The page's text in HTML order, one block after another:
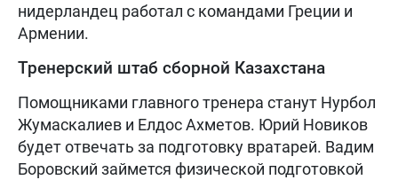
нидерландец работал с командами Греции и
Армении.
Тренерский штаб сборной Казахстана
Помощниками главного тренера станут Нурбол
Жумаскалиев и Елдос Ахметов. Юрий Новиков
будет отвечать за подготовку вратарей. Вадим
Боровский займется физической подготовкой